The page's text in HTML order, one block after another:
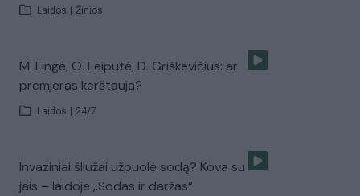
Laidos Žinios
M. Lingė, O. Leiputė, D. Griškevičius: ar
premjeras kerštauja?
Laidos 24/7
Invaziniai šliužai užpuolė sodą? Kova su
jais – laidoje „Sodas ir daržas“